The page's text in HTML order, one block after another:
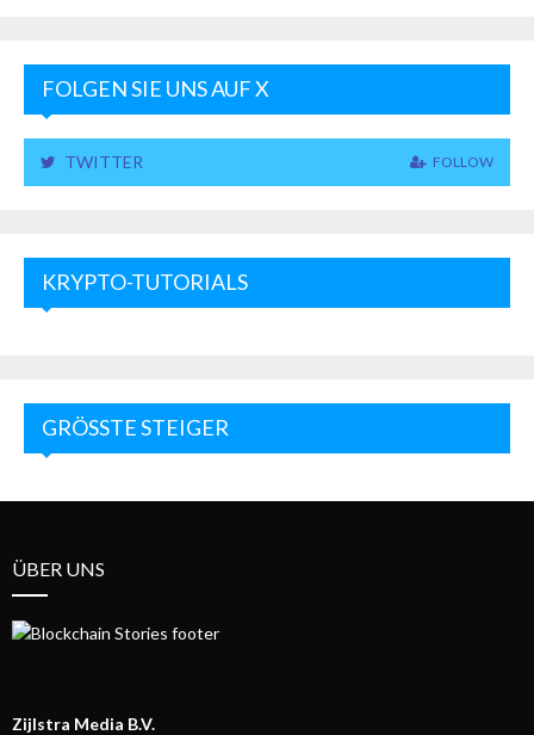
FOLGEN SIE UNS AUF X
TWITTER FOLLOW
KRYPTO-TUTORIALS
GRÖSSTE STEIGER
ÜBER UNS
Zijlstra Media B.V.